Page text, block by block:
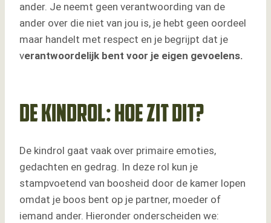
ander. Je neemt geen verantwoording van de
ander over die niet van jou is, je hebt geen oordeel
maar handelt met respect en je begrijpt dat je
verantwoordelijk bent voor je eigen gevoelens.
De kindrol: hoe zit dit?
De kindrol gaat vaak over primaire emoties,
gedachten en gedrag. In deze rol kun je
stampvoetend van boosheid door de kamer lopen
omdat je boos bent op je partner, moeder of
iemand ander. Hieronder onderscheiden we: